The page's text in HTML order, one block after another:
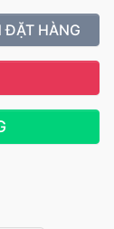
ĐẶT HÀNG